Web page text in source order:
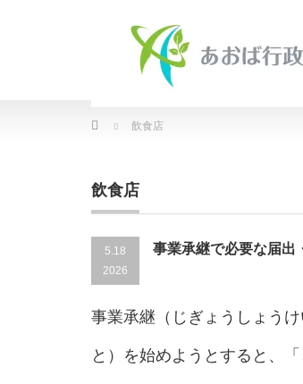
Home 飲食店
飲食店
5.18
2026
事業承継で必要な届
事業承継（じぎょうしょう
と）を始めようとすると、